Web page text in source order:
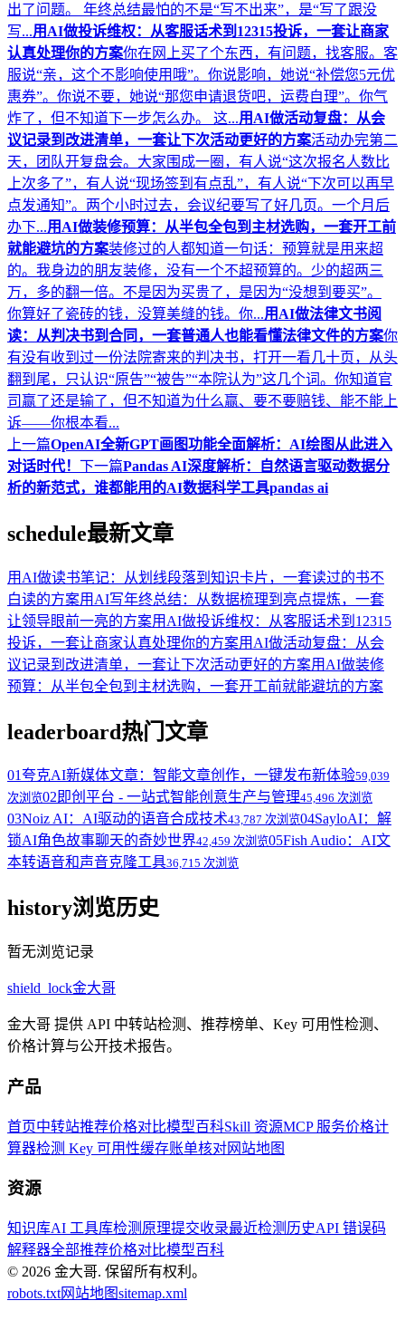
出了问题。 年终总结最怕的不是“写不出来”，是“写了跟没
写...用AI做投诉维权：从客服话术到12315投诉，一套让商家
认真处理你的方案你在网上买了个东西，有问题，找客服。客
服说“亲，这个不影响使用哦”。你说影响，她说“补偿您5元优
惠券”。你说不要，她说“那您申请退货吧，运费自理”。你气
炸了，但不知道下一步怎么办。 这...用AI做活动复盘：从会
议记录到改进清单，一套让下次活动更好的方案活动办完第二
天，团队开复盘会。大家围成一圈，有人说“这次报名人数比
上次多了”，有人说“现场签到有点乱”，有人说“下次可以再早
点发通知”。两个小时过去，会议纪要写了好几页。一个月后
办下...用AI做装修预算：从半包全包到主材选购，一套开工前
就能避坑的方案装修过的人都知道一句话：预算就是用来超
的。我身边的朋友装修，没有一个不超预算的。少的超两三
万，多的翻一倍。不是因为买贵了，是因为“没想到要买”。
你算好了瓷砖的钱，没算美缝的钱。你...用AI做法律文书阅
读：从判决书到合同，一套普通人也能看懂法律文件的方案你
有没有收到过一份法院寄来的判决书，打开一看几十页，从头
翻到尾，只认识“原告”“被告”“本院认为”这几个词。你知道官
司赢了还是输了，但不知道为什么赢、要不要赔钱、能不能上
诉——你根本看...
上一篇OpenAI全新GPT画图功能全面解析：AI绘图从此进入
对话时代！ 下一篇Pandas AI深度解析：自然语言驱动数据分
析的新范式，谁都能用的AI数据科学工具pandas ai
schedule最新文章
用AI做读书笔记：从划线段落到知识卡片，一套读过的书不
白读的方案用AI写年终总结：从数据梳理到亮点提炼，一套
让领导眼前一亮的方案用AI做投诉维权：从客服话术到12315
投诉，一套让商家认真处理你的方案用AI做活动复盘：从会
议记录到改进清单，一套让下次活动更好的方案用AI做装修
预算：从半包全包到主材选购，一套开工前就能避坑的方案
leaderboard热门文章
01夸克AI新媒体文章：智能文章创作，一键发布新体验59,039
次浏览02即创平台 - 一站式智能创意生产与管理45,496 次浏览
03Noiz AI：AI驱动的语音合成技术43,787 次浏览04SayloAI：解
锁AI角色故事聊天的奇妙世界42,459 次浏览05Fish Audio：AI文
本转语音和声音克隆工具36,715 次浏览
history浏览历史
暂无浏览记录
shield_lock金大哥
金大哥 提供 API 中转站检测、推荐榜单、Key 可用性检测、
价格计算与公开技术报告。
产品
首页中转站推荐价格对比模型百科Skill 资源MCP 服务价格计
算器检测 Key 可用性缓存账单核对网站地图
资源
知识库AI 工具库检测原理提交收录最近检测历史API 错误码
解释器全部推荐价格对比模型百科
© 2026 金大哥. 保留所有权利。
robots.txt网站地图sitemap.xml